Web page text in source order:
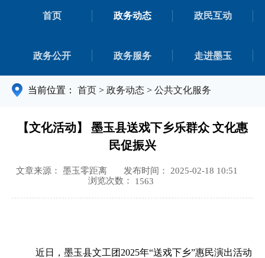
首页 政务动态 政民互动
政务公开 政务服务 走进墨玉
当前位置： 首页 > 政务动态 > 公共文化服务
【文化活动】 墨玉县送戏下乡乐群众 文化惠
民促振兴
文章来源： 墨玉零距离
发布时间： 2025-02-18 10:51
浏览次数： 1563
近日，墨玉县文工团 2025年“送戏下乡”惠民演出活动